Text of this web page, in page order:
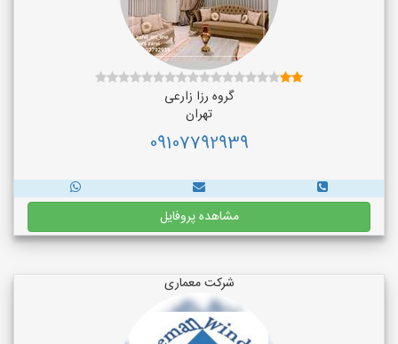
گروه رزا زارعی
تهران
09107792939
مشاهده پروفایل
شرکت معماری